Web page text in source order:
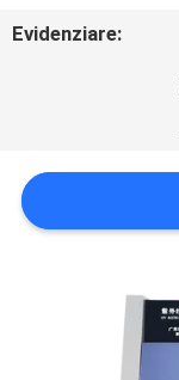
MAPPA
PRIVACY
Evidenziare: